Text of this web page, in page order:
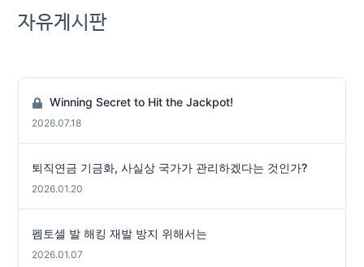
자유게시판
Winning Secret to Hit the Jackpot!
2026.07.18
퇴직연금 기금화, 사실상 국가가 관리하겠다는 것인가?
2026.01.20
펨토셀 발 해킹 재발 방지 위해서는
2026.01.07